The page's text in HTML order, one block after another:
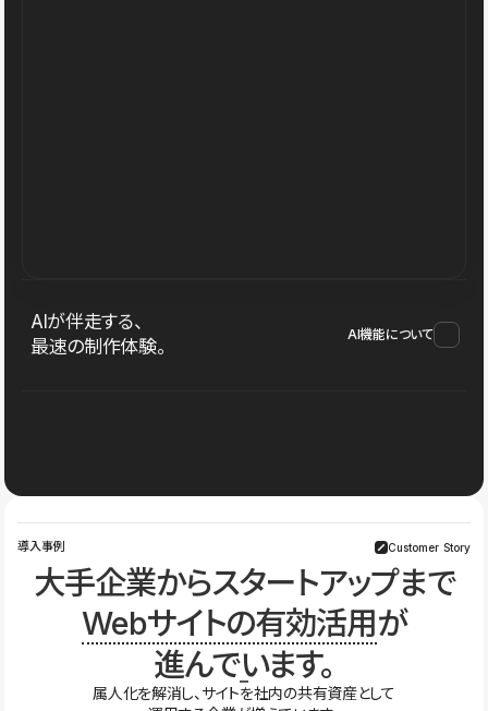
AIが伴走する、
最速の制作体験。
AI機能について
導入事例 Customer Story
大手企業からスタートアップまで
Webサイトの有効活用が
進んでいます。
属人化を解消し、サイトを社内の共有資産として